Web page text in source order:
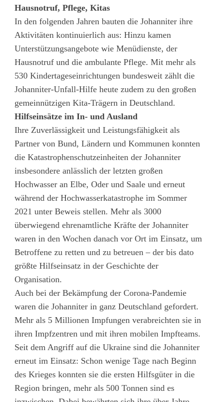
Hausnotruf, Pflege, Kitas
In den folgenden Jahren bauten die Johanniter ihre
Aktivitäten kontinuierlich aus: Hinzu kamen
Unterstützungsangebote wie Menüdienste, der
Hausnotruf und die ambulante Pflege. Mit mehr als
530 Kindertageseinrichtungen bundesweit zählt die
Johanniter-Unfall-Hilfe heute zudem zu den großen
gemeinnützigen Kita-Trägern in Deutschland.
Hilfseinsätze im In- und Ausland
Ihre Zuverlässigkeit und Leistungsfähigkeit als
Partner von Bund, Ländern und Kommunen konnten
die Katastrophenschutzeinheiten der Johanniter
insbesondere anlässlich der letzten großen
Hochwasser an Elbe, Oder und Saale und erneut
während der Hochwasserkatastrophe im Sommer
2021 unter Beweis stellen. Mehr als 3000
überwiegend ehrenamtliche Kräfte der Johanniter
waren in den Wochen danach vor Ort im Einsatz, um
Betroffene zu retten und zu betreuen – der bis dato
größte Hilfseinsatz in der Geschichte der
Organisation.
Auch bei der Bekämpfung der Corona-Pandemie
waren die Johanniter in ganz Deutschland gefordert.
Mehr als 5 Millionen Impfungen verabreichten sie in
ihren Impfzentren und mit ihren mobilen Impfteams.
Seit dem Angriff auf die Ukraine sind die Johanniter
erneut im Einsatz: Schon wenige Tage nach Beginn
des Krieges konnten sie die ersten Hilfsgüter in die
Region bringen, mehr als 500 Tonnen sind es